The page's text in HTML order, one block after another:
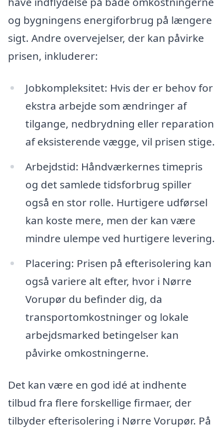
og bygningens energiforbrug på længere
sigt. Andre overvejelser, der kan påvirke
prisen, inkluderer:
Jobkompleksitet: Hvis der er behov for
ekstra arbejde som ændringer af
tilgange, nedbrydning eller reparation
af eksisterende vægge, vil prisen stige.
Arbejdstid: Håndværkernes timepris
og det samlede tidsforbrug spiller
også en stor rolle. Hurtigere udførsel
kan koste mere, men der kan være
mindre ulempe ved hurtigere levering.
Placering: Prisen på efterisolering kan
også variere alt efter, hvor i Nørre
Vorupør du befinder dig, da
transportomkostninger og lokale
arbejdsmarked betingelser kan
påvirke omkostningerne.
Det kan være en god idé at indhente
tilbud fra flere forskellige firmaer, der
tilbyder efterisolering i Nørre Vorupør. På